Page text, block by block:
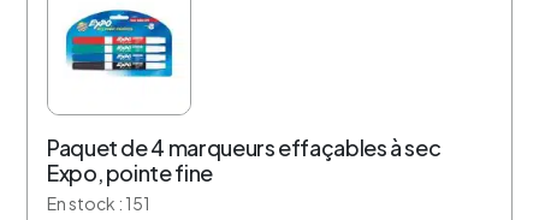
Paquet de 4 marqueurs effaçables à sec
Expo, pointe fine
En stock : 151